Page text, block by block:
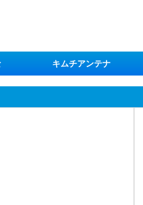
キムチアンテナ